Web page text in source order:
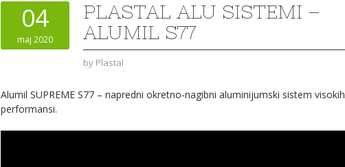
04
maj 2020
PLASTAL ALU SISTEMI –
ALUMIL S77
by Plastal
Alumil SUPREME S77 – napredni okretno-nagibni aluminijumski sistem visokih
performansi.